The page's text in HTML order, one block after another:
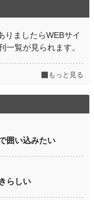
りましたらWEBサイ
一覧が見られます。
もっと見る
囲い込みたい
らしい